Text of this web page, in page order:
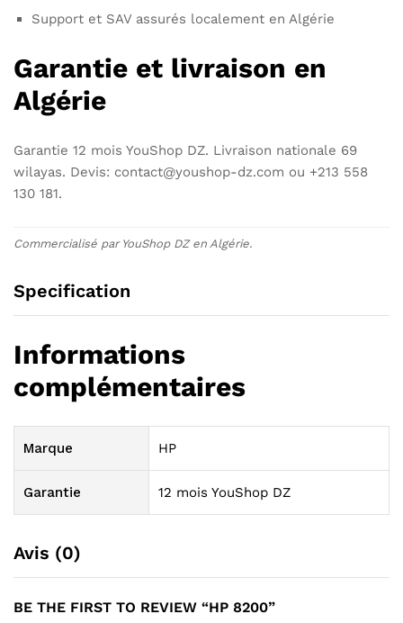
Support et SAV assurés localement en Algérie
Garantie et livraison en
Algérie
Garantie 12 mois YouShop DZ. Livraison nationale 69
wilayas. Devis: contact@youshop-dz.com ou +213 558
130 181.
Commercialisé par YouShop DZ en Algérie.
Specification
Informations
complémentaires
Marque HP
Garantie 12 mois YouShop DZ
Avis (0)
BE THE FIRST TO REVIEW “HP 8200”